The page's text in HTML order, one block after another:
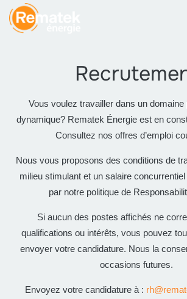
Vous voulez travailler dans un domaine
dynamique? Rematek Énergie est en
Consultez nos offres d’emploi
Nous vous proposons des conditions de
milieu stimulant et un salaire
par notre politique de
Si aucun des postes affichés ne
qualifications ou intérêts, vous pouvez
envoyer votre candidature. Nous la
occasions futures.
Envoyez votre candidature à :